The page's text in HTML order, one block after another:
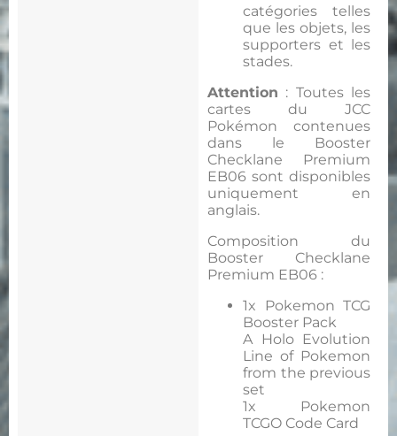
catégories telles
que les objets, les
supporters et les
stades.
Attention : Toutes les
cartes du JCC
Pokémon contenues
dans le Booster
Checklane Premium
EB06 sont disponibles
uniquement en
anglais.
Composition du
Booster Checklane
Premium EB06 :
1x Pokemon TCG
Booster Pack
A Holo Evolution
Line of Pokemon
from the previous
set
1x Pokemon
TCGO Code Card